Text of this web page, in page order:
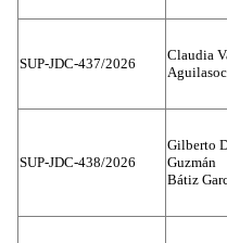
SUP-JDC-437/2026
Claudia
SUP-JDC-438/2026
Gilberto
Guzmán
Bátiz